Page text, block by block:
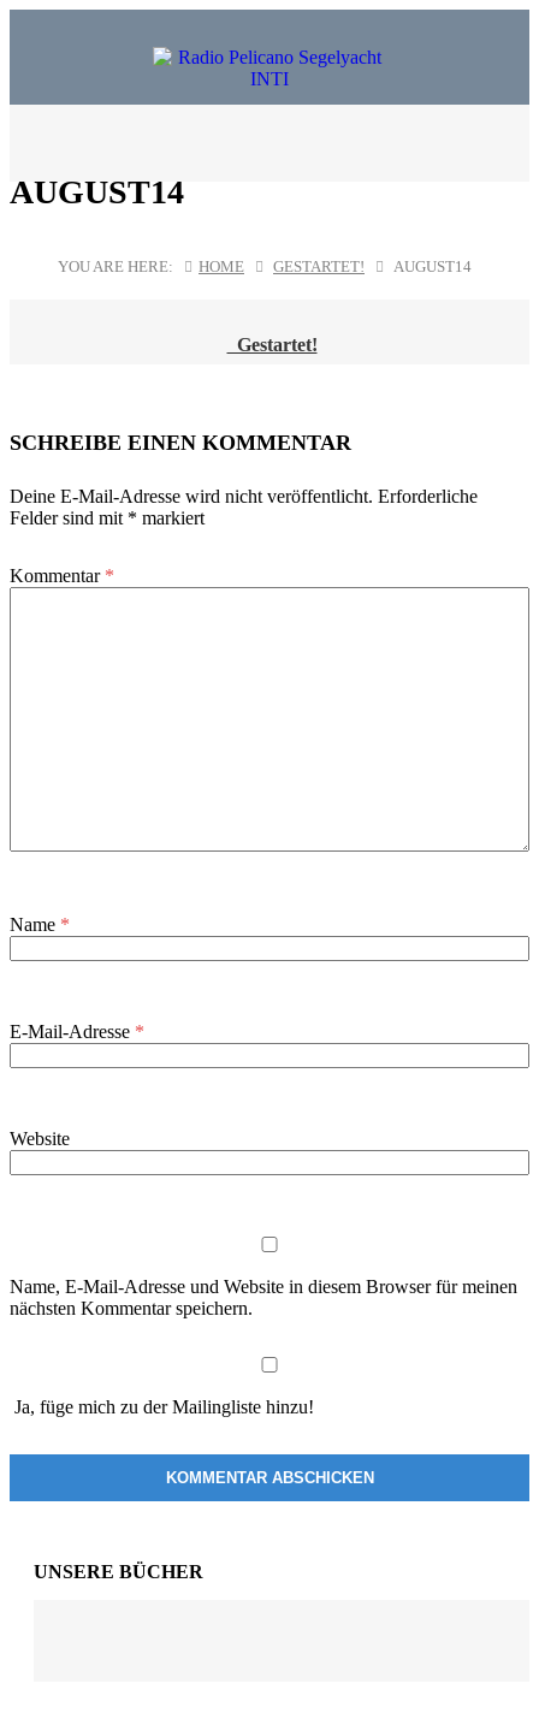
AUGUST14
YOU ARE HERE: HOME GESTARTET! AUGUST14
Gestartet!
SCHREIBE EINEN KOMMENTAR
Deine E-Mail-Adresse wird nicht veröffentlicht. Erforderliche
Felder sind mit * markiert
Kommentar *
Name *
E-Mail-Adresse *
Website
Name, E-Mail-Adresse und Website in diesem Browser für meinen
nächsten Kommentar speichern.
Ja, füge mich zu der Mailingliste hinzu!
UNSERE BÜCHER